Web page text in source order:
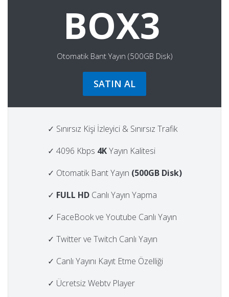
BOX3
Otomatik Bant Yayın (500GB Disk)
SATIN AL
✓ Sınırsız Kişi İzleyici & Sınırsız Trafik
✓ 4096 Kbps 4KYayın Kalitesi
✓ Otomatik Bant Yayın (500GB Disk)
✓ FULL HD Canlı Yayın Yapma
✓ FaceBook ve Youtube Canlı Yayın
✓ Twitter ve Twitch Canlı Yayın
✓ Canlı Yayını Kayıt Etme Özelliği
✓ Ücretsiz Webtv Player